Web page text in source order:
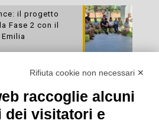
il progetto
Fase 2 con il
preventivi
salute
Rifiuta cookie non necessari ✕
raccoglie alcuni
dei visitatori e